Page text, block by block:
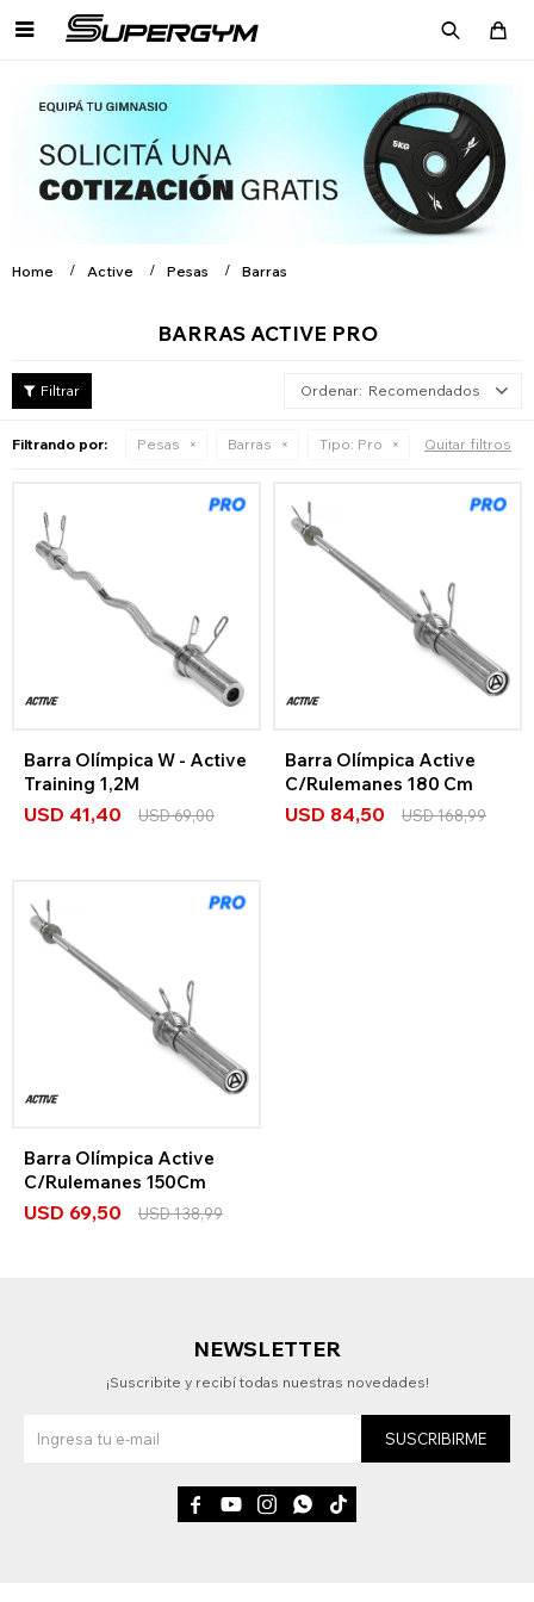

Home Active Pesas Barras
BARRAS ACTIVE PRO
Recomendados
Filtrando por: Pesas Barras Tipo: Pro Quitar filtros
Barra Olímpica W - Active
Training 1,2M
USD 41,40 USD69,00
Barra Olímpica Active
C/Rulemanes 180 Cm
USD 84,50 USD168,99
Barra Olímpica Active
C/Rulemanes 150Cm
USD 69,50 USD138,99
NEWSLETTER
¡Suscribite y recibí todas nuestras novedades!
SUSCRIBIRME
    